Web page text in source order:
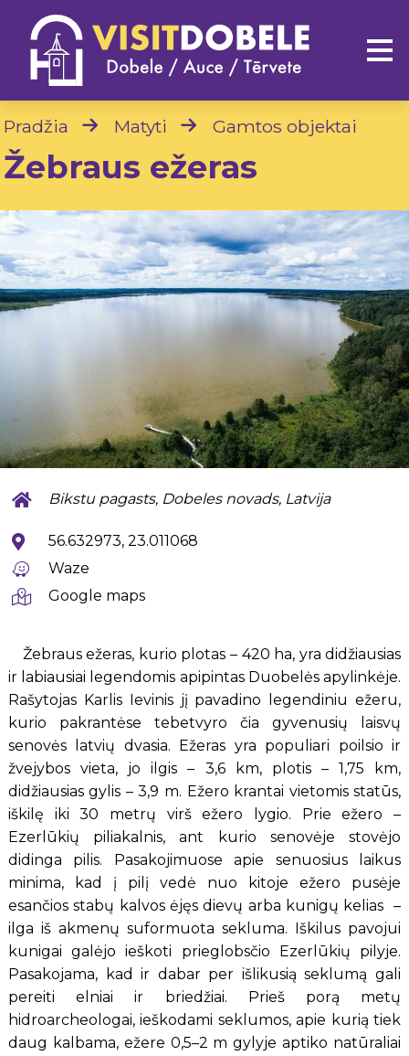
Pradžia Matyti Gamtos objektai
Žebraus ežeras
Bikstu pagasts, Dobeles novads, Latvija
56.632973, 23.011068
Waze
Google maps
Žebraus ežeras, kurio plotas – 420 ha, yra didžiausias
ir labiausiai legendomis apipintas Duobelės apylinkėje.
Rašytojas Karlis Ievinis jį pavadino legendiniu ežeru,
kurio pakrantėse tebetvyro čia gyvenusių laisvų
senovės latvių dvasia. Ežeras yra populiari poilsio ir
žvejybos vieta, jo ilgis – 3,6 km, plotis – 1,75 km,
didžiausias gylis – 3,9 m. Ežero krantai vietomis statūs,
iškilę iki 30 metrų virš ežero lygio. Prie ežero –
Ezerlūkių piliakalnis, ant kurio senovėje stovėjo
didinga pilis. Pasakojimuose apie senuosius laikus
minima, kad į pilį vedė nuo kitoje ežero pusėje
esančios stabų kalvos ėjęs dievų arba kunigų kelias –
ilga iš akmenų suformuota sekluma. Iškilus pavojui
kunigai galėjo ieškoti prieglobsčio Ezerlūkių pilyje.
Pasakojama, kad ir dabar per išlikusią seklumą gali
pereiti elniai ir briedžiai. Prieš porą metų
hidroarcheologai, ieškodami seklumos, apie kurią tiek
daug kalbama, ežere 0,5–2 m gylyje aptiko natūraliai